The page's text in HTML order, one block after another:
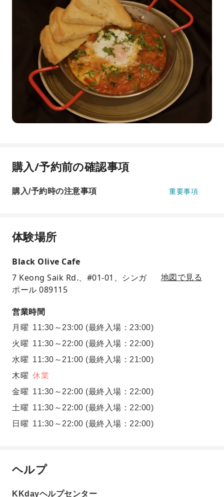
購入/予約前の確認事項
購入/予約時の注意事項 重要事項
体験場所
Black Olive Cafe
7 Keong Saik Rd.、#01-01、シンガ
ポール 089115
地図で見る
営業時間
月曜 11:30～23:00 (最終入場：23:00)
火曜 11:30～22:00 (最終入場：22:00)
水曜 11:30～21:00 (最終入場：21:00)
木曜 休業
金曜 11:30～22:00 (最終入場：22:00)
土曜 11:30～22:00 (最終入場：22:00)
日曜 11:30～22:00 (最終入場：22:00)
ヘルプ
KKdayヘルプセンター